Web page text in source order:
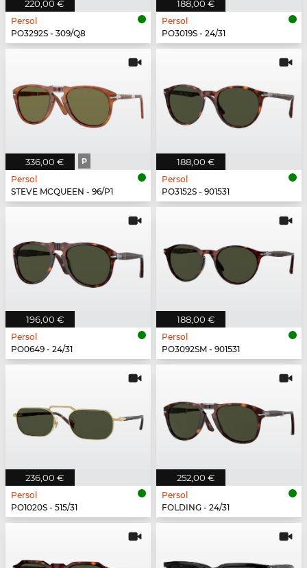
220,00 €
Persol
PO3292S - 309/Q8
188,00 €
Persol
PO3019S - 24/31
336,00 € P
Persol
STEVE MCQUEEN - 96/P1
188,00 €
Persol
PO3152S - 901531
196,00 €
Persol
PO0649 - 24/31
188,00 €
Persol
PO3092SM - 901531
236,00 €
Persol
PO1020S - 515/31
252,00 €
Persol
FOLDING - 24/31